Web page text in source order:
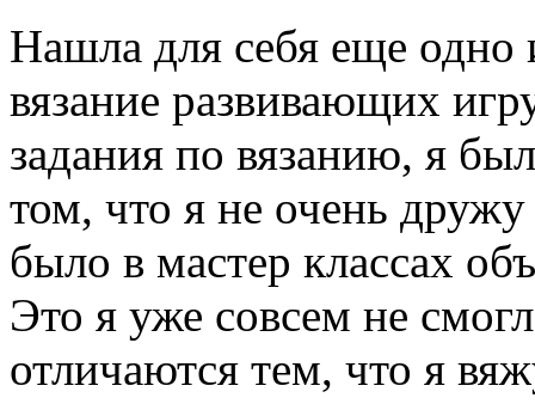
Нашла для себя еще одно
вязание развивающих
задания по вязанию, я
том, что я не очень
было в мастер классах
Это я уже совсем не
отличаются тем, что я